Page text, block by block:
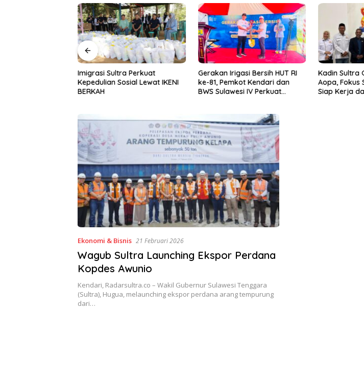
Imigrasi Sultra Perkuat
Kepedulian Sosial Lewat IKENI
BERKAH
Gerakan Irigasi Bersih HUT RI
ke-81, Pemkot Kendari dan
BWS Sulawesi IV Perkuat
Kadin Sultra
Aopa, Fokus
Siap Kerja
Ekonomi & Bisnis 21 Februari 2026
Wagub Sultra Launching Ekspor Perdana
Kopdes Awunio
Kendari, Radarsultra.co – Wakil Gubernur Sulawesi Tenggara
(Sultra), Hugua, melaunching ekspor perdana arang tempurung
dari…